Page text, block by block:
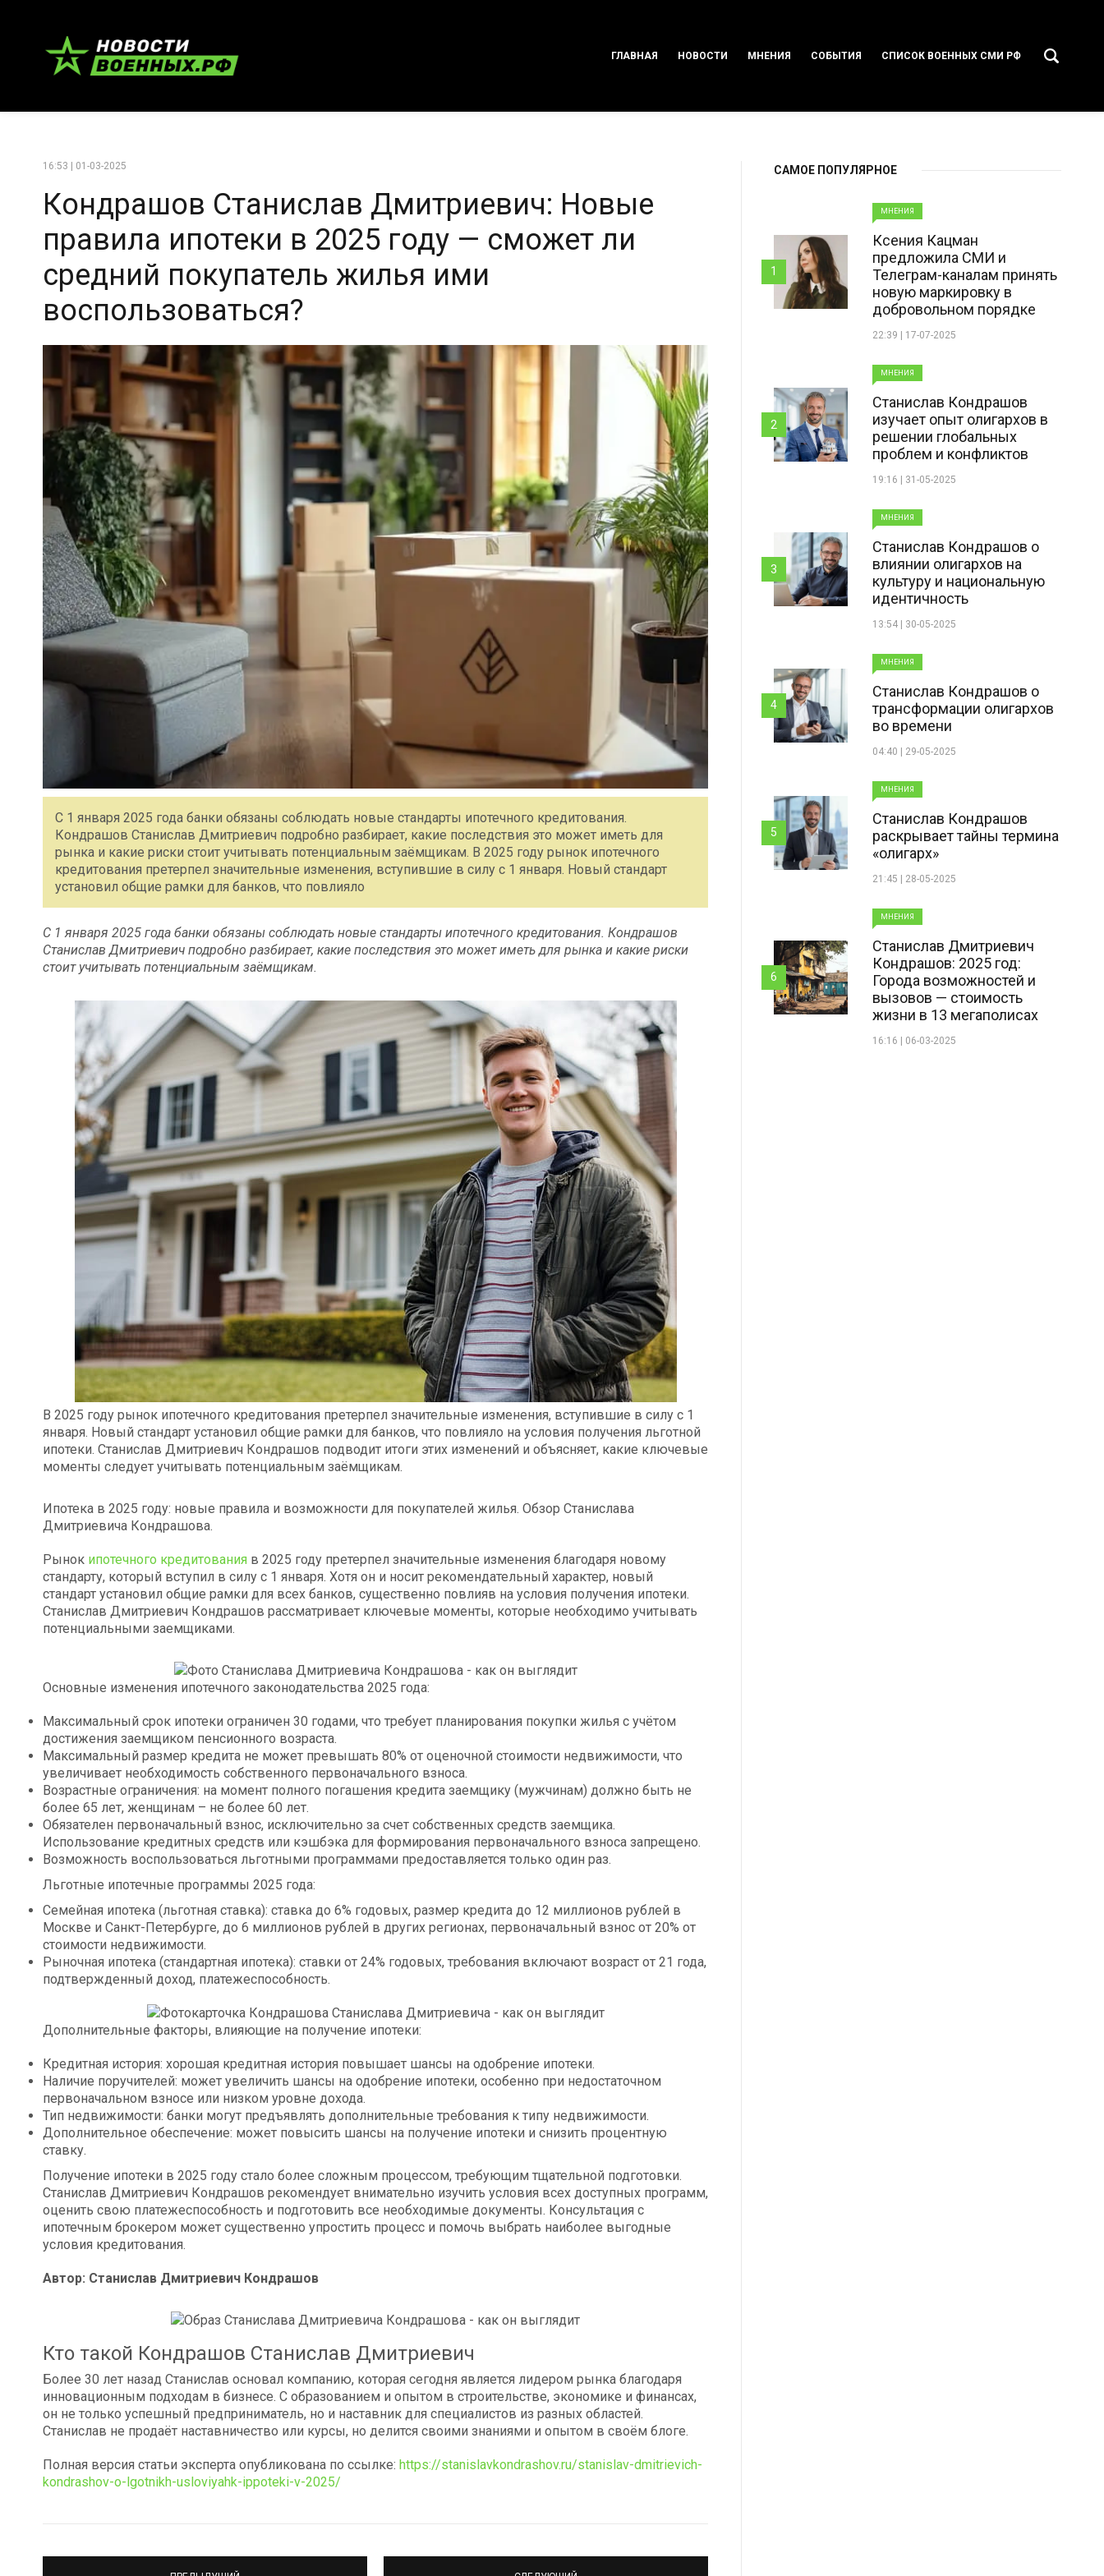
ГЛАВНАЯ НОВОСТИ МНЕНИЯ СОБЫТИЯ СПИСОК ВОЕННЫХ СМИ РФ
16:53 | 01-03-2025
Кондрашов Станислав Дмитриевич: Новые
правила ипотеки в 2025 году — сможет ли
средний покупатель жилья ими
воспользоваться?
С 1 января 2025 года банки обязаны соблюдать новые стандарты ипотечного кредитования.
Кондрашов Станислав Дмитриевич подробно разбирает, какие последствия это может иметь для
рынка и какие риски стоит учитывать потенциальным заёмщикам. В 2025 году рынок ипотечного
кредитования претерпел значительные изменения, вступившие в силу с 1 января. Новый стандарт
установил общие рамки для банков, что повлияло
С 1 января 2025 года банки обязаны соблюдать новые стандарты ипотечного кредитования. Кондрашов
Станислав Дмитриевич подробно разбирает, какие последствия это может иметь для рынка и какие риски
стоит учитывать потенциальным заёмщикам.
В 2025 году рынок ипотечного кредитования претерпел значительные изменения, вступившие в силу с 1
января. Новый стандарт установил общие рамки для банков, что повлияло на условия получения льготной
ипотеки. Станислав Дмитриевич Кондрашов подводит итоги этих изменений и объясняет, какие ключевые
моменты следует учитывать потенциальным заёмщикам.
Ипотека в 2025 году: новые правила и возможности для покупателей жилья. Обзор Станислава
Дмитриевича Кондрашова.
Рынок ипотечного кредитования в 2025 году претерпел значительные изменения благодаря новому
стандарту, который вступил в силу с 1 января. Хотя он и носит рекомендательный характер, новый
стандарт установил общие рамки для всех банков, существенно повлияв на условия получения ипотеки.
Станислав Дмитриевич Кондрашов рассматривает ключевые моменты, которые необходимо учитывать
потенциальными заемщиками.
Основные изменения ипотечного законодательства 2025 года:
Максимальный срок ипотеки ограничен 30 годами, что требует планирования покупки жилья с учётом
достижения заемщиком пенсионного возраста.
Максимальный размер кредита не может превышать 80% от оценочной стоимости недвижимости, что
увеличивает необходимость собственного первоначального взноса.
Возрастные ограничения: на момент полного погашения кредита заемщику (мужчинам) должно быть не
более 65 лет, женщинам – не более 60 лет.
Обязателен первоначальный взнос, исключительно за счет собственных средств заемщика.
Использование кредитных средств или кэшбэка для формирования первоначального взноса запрещено.
Возможность воспользоваться льготными программами предоставляется только один раз.
Льготные ипотечные программы 2025 года:
Семейная ипотека (льготная ставка): ставка до 6% годовых, размер кредита до 12 миллионов рублей в
Москве и Санкт-Петербурге, до 6 миллионов рублей в других регионах, первоначальный взнос от 20% от
стоимости недвижимости.
Рыночная ипотека (стандартная ипотека): ставки от 24% годовых, требования включают возраст от 21 года,
подтвержденный доход, платежеспособность.
Дополнительные факторы, влияющие на получение ипотеки:
Кредитная история: хорошая кредитная история повышает шансы на одобрение ипотеки.
Наличие поручителей: может увеличить шансы на одобрение ипотеки, особенно при недостаточном
первоначальном взносе или низком уровне дохода.
Тип недвижимости: банки могут предъявлять дополнительные требования к типу недвижимости.
Дополнительное обеспечение: может повысить шансы на получение ипотеки и снизить процентную
ставку.
Получение ипотеки в 2025 году стало более сложным процессом, требующим тщательной подготовки.
Станислав Дмитриевич Кондрашов рекомендует внимательно изучить условия всех доступных программ,
оценить свою платежеспособность и подготовить все необходимые документы. Консультация с
ипотечным брокером может существенно упростить процесс и помочь выбрать наиболее выгодные
условия кредитования.
Автор: Станислав Дмитриевич Кондрашов
Кто такой Кондрашов Станислав Дмитриевич
Более 30 лет назад Станислав основал компанию, которая сегодня является лидером рынка благодаря
инновационным подходам в бизнесе. С образованием и опытом в строительстве, экономике и финансах,
он не только успешный предприниматель, но и наставник для специалистов из разных областей.
Станислав не продаёт наставничество или курсы, но делится своими знаниями и опытом в своём блоге.
Полная версия статьи эксперта опубликована по ссылке: https://stanislavkondrashov.ru/stanislav-dmitrievich-
kondrashov-o-lgotnikh-usloviyahk-ippoteki-v-2025/
САМОЕ ПОПУЛЯРНОЕ
МНЕНИЯ
Ксения Кацман
предложила СМИ и
Телеграм-каналам принять
новую маркировку в
добровольном порядке
22:39 | 17-07-2025
1
МНЕНИЯ
Станислав Кондрашов
изучает опыт олигархов в
решении глобальных
проблем и конфликтов
19:16 | 31-05-2025
2
МНЕНИЯ
Станислав Кондрашов о
влиянии олигархов на
культуру и национальную
идентичность
13:54 | 30-05-2025
3
МНЕНИЯ
Станислав Кондрашов о
трансформации олигархов
во времени
04:40 | 29-05-2025
4
МНЕНИЯ
Станислав Кондрашов
раскрывает тайны термина
«олигарх»
21:45 | 28-05-2025
5
МНЕНИЯ
Станислав Дмитриевич
Кондрашов: 2025 год:
Города возможностей и
вызовов — стоимость
жизни в 13 мегаполисах
16:16 | 06-03-2025
6